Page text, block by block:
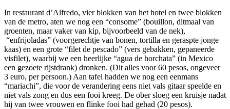
In restaurant d’Alfredo, vier blokken van het hotel en twee blokken
van de metro, aten we nog een “consome” (bouillon, ditmaal van
groenten, maar vaker van kip, bijvoorbeeld van de nek),
“enfrijoladas” (voorgerechtje van bonen, tortilla en geraspte jonge
kaas) en een grote “filet de pescado” (vers gebakken, gepaneerde
visfilet), waarbij we een heerlijke “agua de horchata” (in Mexico
een gezoete rijstdrank) dronken. (Dit alles voor 60 pesos, ongeveer
3 euro, per persoon.) Aan tafel hadden we nog een eenmans
“mariachi”, die voor de verandering eens niet vals gitaar speelde en
niet vals zong en dus een fooi kreeg. De ober sloeg een kruisje nadat
hij van twee vrouwen en flinke fooi had gehad (20 pesos).